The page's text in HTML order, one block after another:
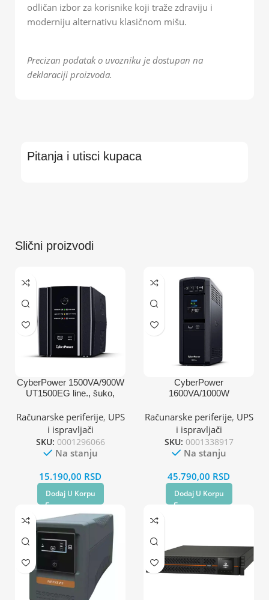
odličan izbor za korisnike koji traže zdraviju i
moderniju alternativu klasičnom mišu.
Precizan podatak o uvozniku je dostupan na
deklaraciji proizvoda.
Pitanja i utisci kupaca
Slični proizvodi
CyberPower 1500VA/900W
UT1500EG line., šuko,
Računarske periferije, UPS
i ispravljači
SKU: 0001296066
Na stanju
15.190,00 RSD
Dodaj U Korpu
CyberPower
1600VA/1000W
Računarske periferije, UPS
i ispravljači
SKU: 0001338917
Na stanju
45.790,00 RSD
Dodaj U Korpu